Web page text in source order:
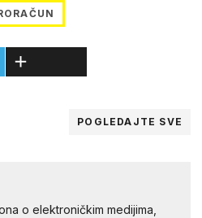
POGLEDAJTE SVE
o elektroničkim medijima,